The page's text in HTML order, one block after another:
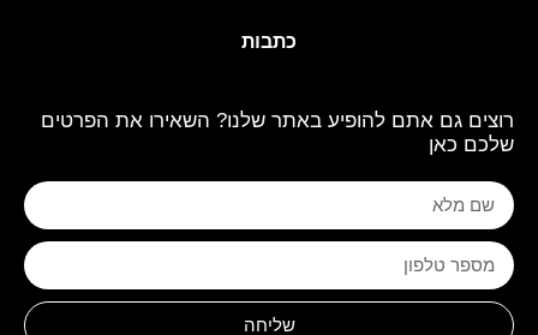
כתבות
רוצים גם אתם להופיע באתר שלנו? השאירו את הפרטים
שלכם כאן
שליחה